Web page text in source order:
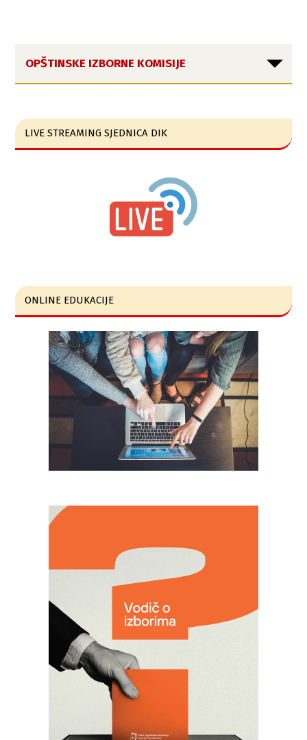
OPŠTINSKE IZBORNE KOMISIJE
LIVE STREAMING SJEDNICA DIK
ONLINE EDUKACIJE